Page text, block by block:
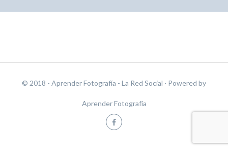
© 2018 - Aprender Fotografía - La Red Social · Powered by
Aprender Fotografía